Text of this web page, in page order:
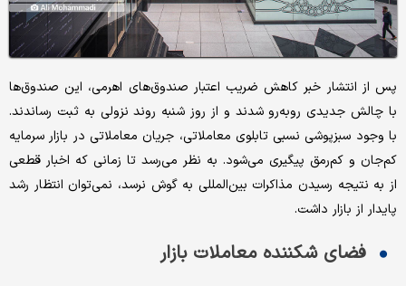
پس از انتشار خبر کاهش ضریب اعتبار صندوق‌های اهرمی، این صندوق‌ها
با چالش جدیدی روبه‌رو شدند و از روز شنبه روند نزولی به ثبت رساندند.
با وجود سبزپوشی نسبی تابلوی معاملاتی، جریان معاملاتی در بازار سرمایه
کم‌جان و کم‌رمق پیگیری می‌شود. به نظر می‌رسد تا زمانی که اخبار قطعی
از به نتیجه رسیدن مذاکرات بین‌المللی به گوش نرسد، نمی‌توان انتظار رشد
پایدار از بازار داشت.
فضای شکننده معاملات بازار